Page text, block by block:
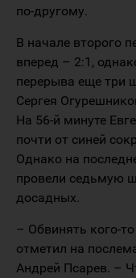
по-другому.
В начале второго
вперед – 2:1,
перерыва еще три
Сергея
На 56-й минуте
почти от синей
Однако на
провели седьмую
досадных.
– Обвинять кого-
отметил на
Андрей Псарев. –